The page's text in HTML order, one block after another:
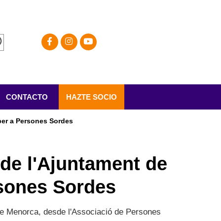
CONTACTO HAZTE SOCIO
a Persones Sordes
l'Ajuntament de
Sordes
Menorca, desde l'Associació de Persones